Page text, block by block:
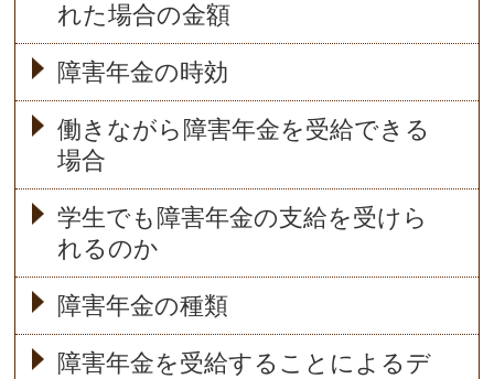
れた場合の金額
障害年金の時効
働きながら障害年金を受給できる
場合
学生でも障害年金の支給を受けら
れるのか
障害年金の種類
障害年金を受給することによるデ